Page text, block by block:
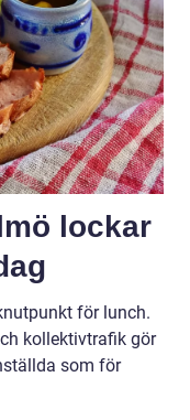
lockar
för lunch.
kollektivtrafik gör
som för